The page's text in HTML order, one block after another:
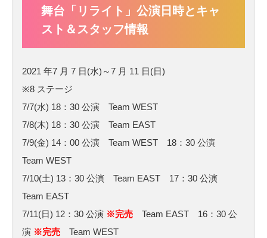
舞台「リライト」公演日時とキャ
スト＆スタッフ情報
2021 年7 月 7 日(水)～7 月 11 日(日)
※8 ステージ
7/7(水) 18：30 公演 Team WEST
7/8(木) 18：30 公演 Team EAST
7/9(金) 14：00 公演 Team WEST 18：30 公演
Team WEST
7/10(土) 13：30 公演 Team EAST 17：30 公演
Team EAST
7/11(日) 12：30 公演 ※完売 Team EAST 16：30 公
演 ※完売 Team WEST